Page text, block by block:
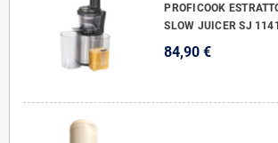
PROFICOOK
SLOW JUICER SJ
84,90 €